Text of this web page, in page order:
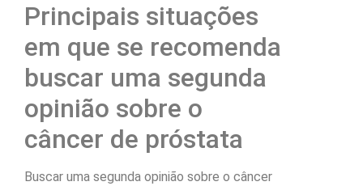
Principais situações
em que se recomenda
buscar uma segunda
opinião sobre o
câncer de próstata
Buscar uma segunda opinião sobre o câncer